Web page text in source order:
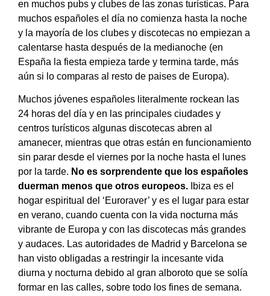
en muchos pubs y clubes de las zonas turísticas. Para
muchos españoles el día no comienza hasta la noche
y la mayoría de los clubes y discotecas no empiezan a
calentarse hasta después de la medianoche (en
España la fiesta empieza tarde y termina tarde, más
aún si lo comparas al resto de paises de Europa).
Muchos jóvenes españoles literalmente rockean las
24 horas del día y en las principales ciudades y
centros turísticos algunas discotecas abren al
amanecer, mientras que otras están en funcionamiento
sin parar desde el viernes por la noche hasta el lunes
por la tarde. No es sorprendente que los españoles
duerman menos que otros europeos. Ibiza es el
hogar espiritual del ‘Euroraver’ y es el lugar para estar
en verano, cuando cuenta con la vida nocturna más
vibrante de Europa y con las discotecas más grandes
y audaces. Las autoridades de Madrid y Barcelona se
han visto obligadas a restringir la incesante vida
diurna y nocturna debido al gran alboroto que se solía
formar en las calles, sobre todo los fines de semana.